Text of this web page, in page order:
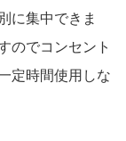
に集中できま
のでコンセント
定時間使用しな